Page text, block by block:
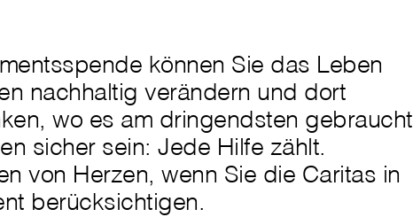
können Sie das Leben
nachhaltig verändern und dort
wo es am dringendsten gebraucht
sicher sein: Jede Hilfe zählt.
von Herzen, wenn Sie die Caritas in
berücksichtigen.